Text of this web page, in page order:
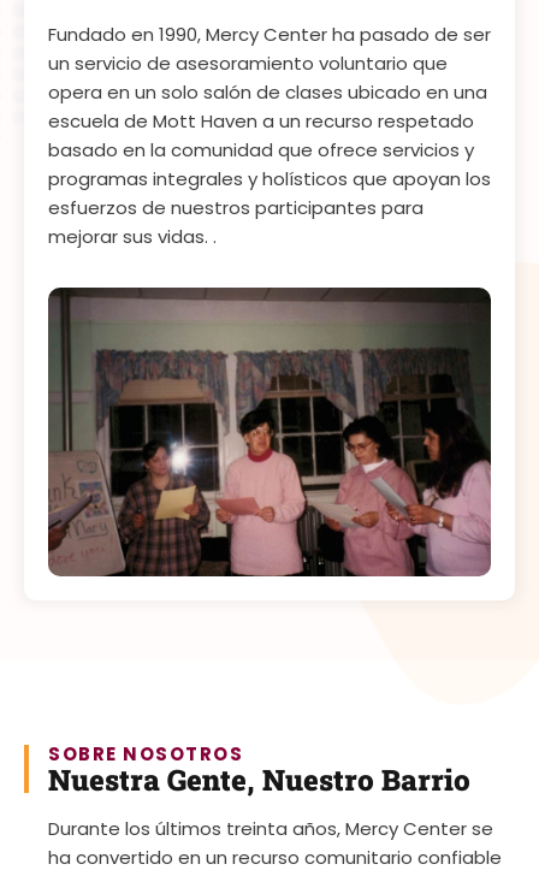
Fundado en 1990, Mercy Center ha pasado de ser
un servicio de asesoramiento voluntario que
opera en un solo salón de clases ubicado en una
escuela de Mott Haven a un recurso respetado
basado en la comunidad que ofrece servicios y
programas integrales y holísticos que apoyan los
esfuerzos de nuestros participantes para
mejorar sus vidas. .
SOBRE NOSOTROS
Nuestra Gente, Nuestro Barrio
Durante los últimos treinta años, Mercy Center se
ha convertido en un recurso comunitario confiable